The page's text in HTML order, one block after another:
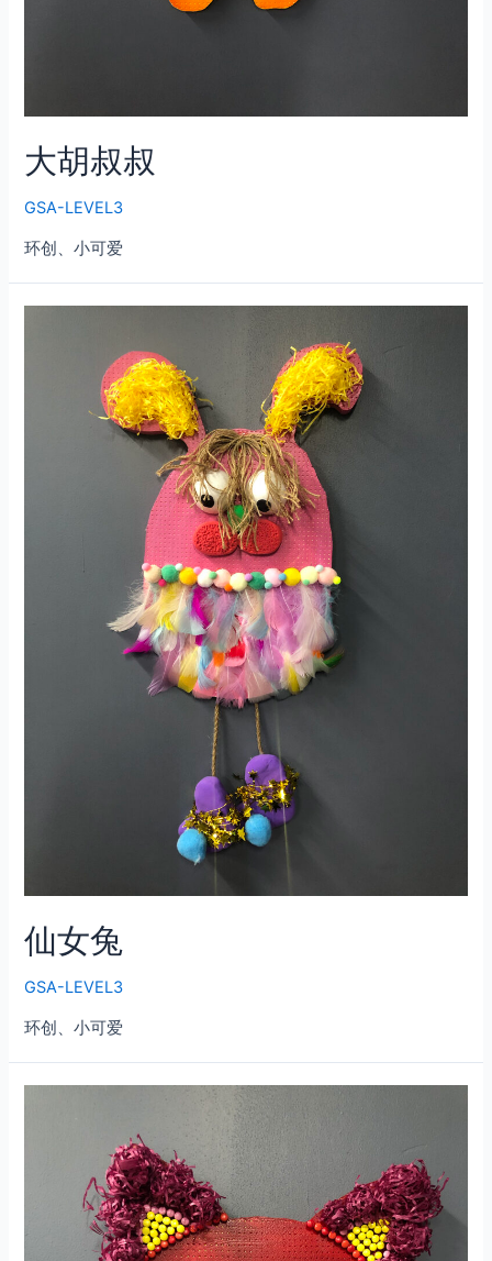
大胡叔叔
GSA-LEVEL3
环创、小可爱
仙女兔
GSA-LEVEL3
环创、小可爱